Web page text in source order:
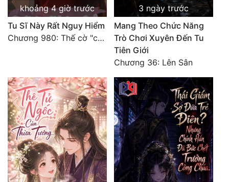
khoảng 4 giờ trước
Tu Sĩ Này Rất Nguy Hiểm
Chương 980: Thế cờ "chết đi sống"
3 ngày trước
Mang Theo Chức Năng
Trò Chơi Xuyên Đến Tu
Tiên Giới
Chương 36: Lên Sân